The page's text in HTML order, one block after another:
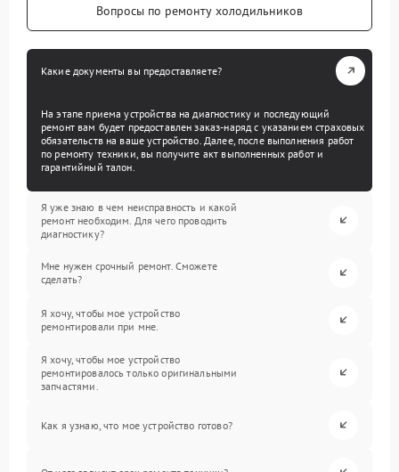
Вопросы по ремонту холодильников
Какие документы вы предоставляете?
На этапе приема устройства на диагностику и последующий
ремонт вам будет предоставлен заказ-наряд с указанием страховых
обязательств на ваше устройство. Далее, после выполнения работ
по ремонту техники, вы получите акт выполненных работ и
гарантийный талон.
Я уже знаю в чем неисправность и какой
ремонт необходим. Для чего проводить
диагностику?
Мне нужен срочный ремонт. Сможете
сделать?
Я хочу, чтобы мое устройство
ремонтировали при мне.
Я хочу, чтобы мое устройство
ремонтировалось только оригинальными
запчастями.
Как я узнаю, что мое устройство готово?